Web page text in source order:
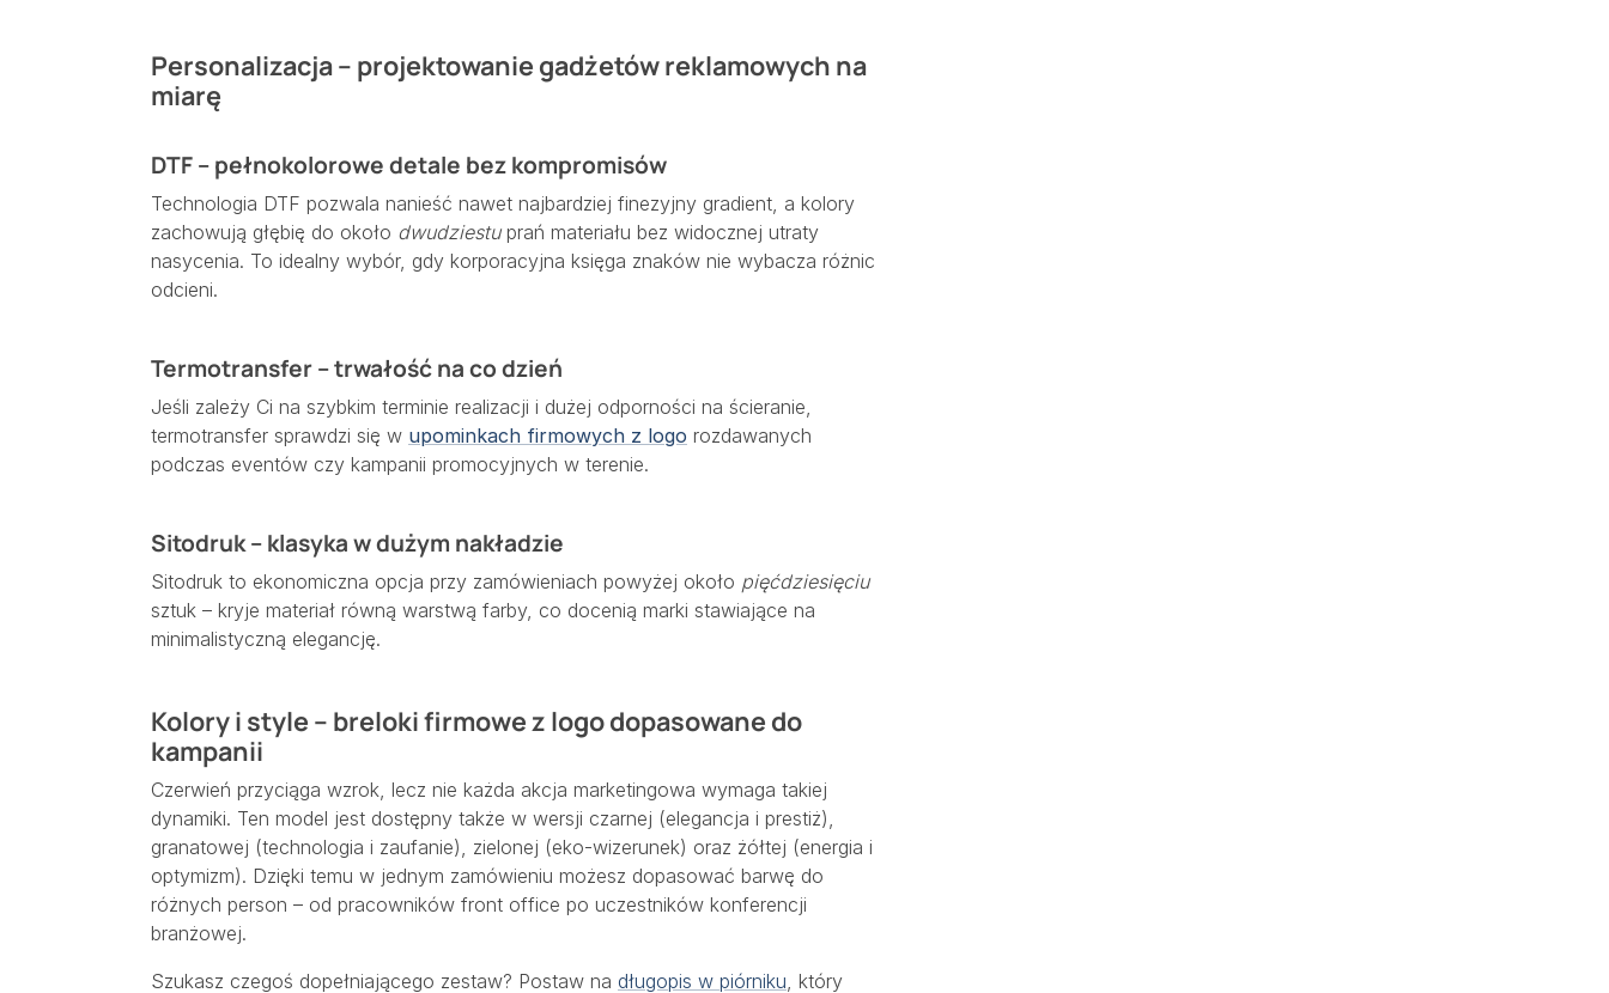
Personalizacja – projektowanie gadżetów reklamowych na
miarę
DTF – pełnokolorowe detale bez kompromisów
Technologia DTF pozwala nanieść nawet najbardziej finezyjny gradient, a kolory
zachowują głębię do około dwudziestuprań materiału bez widocznej utraty
nasycenia. To idealny wybór, gdy korporacyjna księga znaków nie wybacza różnic
odcieni.
Termotransfer – trwałość na co dzień
Jeśli zależy Ci na szybkim terminie realizacji i dużej odporności na ścieranie,
termotransfer sprawdzi się w upominkach firmowych z logo rozdawanych
podczas eventów czy kampanii promocyjnych w terenie.
Sitodruk – klasyka w dużym nakładzie
Sitodruk to ekonomiczna opcja przy zamówieniach powyżej około pięćdziesięciu
sztuk – kryje materiał równą warstwą farby, co docenią marki stawiające na
minimalistyczną elegancję.
Kolory i style – breloki firmowe z logo dopasowane do
kampanii
Czerwień przyciąga wzrok, lecz nie każda akcja marketingowa wymaga takiej
dynamiki. Ten model jest dostępny także w wersji czarnej (elegancja i prestiż),
granatowej (technologia i zaufanie), zielonej (eko-wizerunek) oraz żółtej (energia i
optymizm). Dzięki temu w jednym zamówieniu możesz dopasować barwę do
różnych person – od pracowników front office po uczestników konferencji
branżowej.
Szukasz czegoś dopełniającego zestaw? Postaw na długopis w piórniku , który